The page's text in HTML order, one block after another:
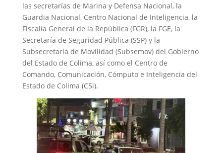
las secretarías de Marina y Defensa Nacional, la
Guardia Nacional, Centro Nacional de Inteligencia, la
Fiscalía General de la República (FGR), la FGE, la
Secretaría de Seguridad Pública (SSP) y la
Subsecretaría de Movilidad (Subsemov) del Gobierno
del Estado de Colima, así como el Centro de
Comando, Comunicación, Cómputo e Inteligencia del
Estado de Colima (C5i).